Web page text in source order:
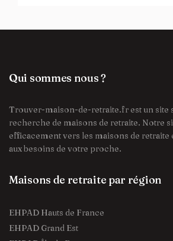
Qui sommes nous ?
Trouver-maison-de-retraite.fr est un site
recherche de maisons de retraite. Notre
efficacement vers les maisons de retraite
aux besoins de votre proche.
Maisons de retraite par région
EHPAD Hauts de France
EHPAD Grand Est